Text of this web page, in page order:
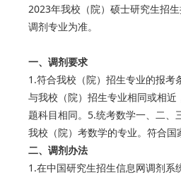
2023年我校（院）硕士研究生招
调剂专业为准。
一、调剂要求
1.符合我校（院）招生专业的报
与我校（院）招生专业相同或相
题科目相同。5.统考数学一、二、
我校（院）考数学的专业。符合国
二、调剂办法
1.在中国研究生招生信息网调剂